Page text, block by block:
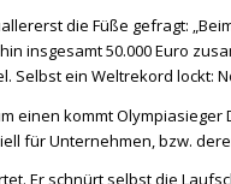
die Füße gefragt:
insgesamt 50.000 Euro
Selbst ein Weltrekord lockt:
kommt
für Unternehmen, bzw.
Er schnürt selbst die